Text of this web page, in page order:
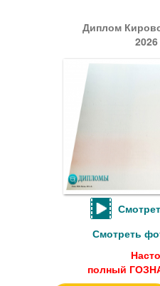
Диплом
Смотреть
полный